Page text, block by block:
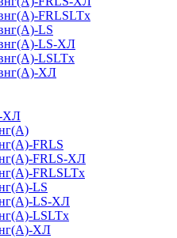
FRLSLTx
LS
LS-ХЛ
LSLTx
ХЛ
ХЛ
FRLS
FRLS-ХЛ
FRLSLTx
LS
LS-ХЛ
LSLTx
ХЛ